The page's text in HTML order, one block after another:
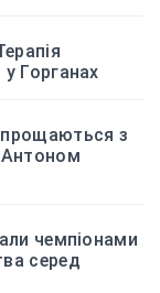
Горганах
з
Антоном
чемпіонами
серед